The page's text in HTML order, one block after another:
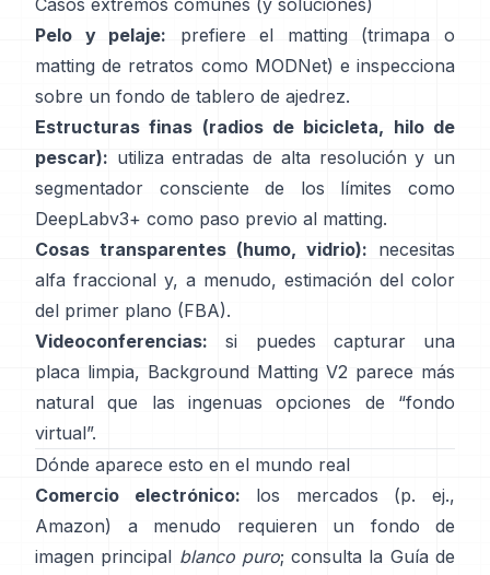
Casos extremos comunes (y soluciones)
Pelo y pelaje: prefiere el matting (trimapa o
matting de retratos como MODNet) e inspecciona
sobre un fondo de tablero de ajedrez.
Estructuras finas (radios de bicicleta, hilo de
pescar): utiliza entradas de alta resolución y un
segmentador consciente de los límites como
DeepLabv3+ como paso previo al matting.
Cosas transparentes (humo, vidrio): necesitas
alfa fraccional y, a menudo, estimación del color
del primer plano (FBA).
Videoconferencias: si puedes capturar una
placa limpia, Background Matting V2 parece más
natural que las ingenuas opciones de “fondo
virtual”.
Dónde aparece esto en el mundo real
Comercio electrónico: los mercados (p. ej.,
Amazon) a menudo requieren un fondo de
imagen principal blanco puro; consulta la Guía de